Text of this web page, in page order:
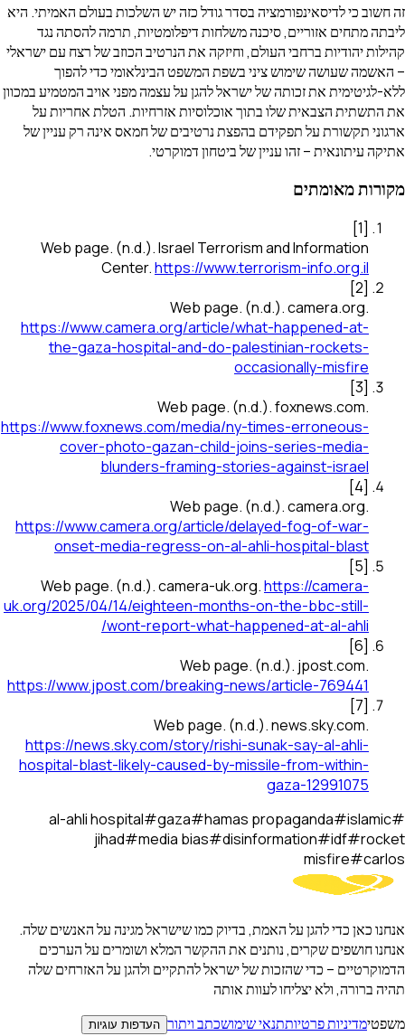
זה חשוב כי לדיסאינפורמציה בסדר גודל כזה יש השלכות בעולם האמיתי. היא
ליבתה מתחים אזוריים, סיכנה משלחות דיפלומטיות, תרמה להסתה נגד
קהילות יהודיות ברחבי העולם, וחיזקה את הנרטיב הכוזב של רצח עם ישראלי
– האשמה שעושה שימוש ציני בשפת המשפט הבינלאומי כדי להפוך
ללא-לגיטימית את זכותה של ישראל להגן על עצמה מפני אויב המטמיע במכוון
את התשתית הצבאית שלו בתוך אוכלוסיות אזרחיות. הטלת אחריות על
ארגוני תקשורת על תפקידם בהפצת נרטיבים של חמאס אינה רק עניין של
אתיקה עיתונאית – זהו עניין של ביטחון דמוקרטי.
מקורות מאומתים
[
1
]
Web page. (n.d.).Israel Terrorism and Information
Center.https://www.terrorism-info.org.il
[
2
]
Web page. (n.d.).camera.org.
https://www.camera.org/article/what-happened-at-
the-gaza-hospital-and-do-palestinian-rockets-
occasionally-misfire
[
3
]
Web page. (n.d.).foxnews.com.
https://www.foxnews.com/media/ny-times-erroneous-
cover-photo-gazan-child-joins-series-media-
blunders-framing-stories-against-israel
[
4
]
Web page. (n.d.).camera.org.
https://www.camera.org/article/delayed-fog-of-war-
onset-media-regress-on-al-ahli-hospital-blast
[
5
]
Web page. (n.d.).camera-uk.org.https://camera-
uk.org/2025/04/14/eighteen-months-on-the-bbc-still-
wont-report-what-happened-at-al-ahli/
[
6
]
Web page. (n.d.). jpost.com.
https://www.jpost.com/breaking-news/article-769441
[
7
]
Web page. (n.d.).news.sky.com.
https://news.sky.com/story/rishi-sunak-say-al-ahli-
hospital-blast-likely-caused-by-missile-from-within-
gaza-12991075
#
al-ahli hospital#gaza#hamas propaganda#islamic
jihad#media bias#disinformation#idf#rocket
misfire#carlos
אנחנו כאן כדי להגן על האמת, בדיוק כמו שישראל מגינה על האנשים שלה.
אנחנו חושפים שקרים, נותנים את ההקשר המלא ושומרים על הערכים
הדמוקרטיים – כדי שהזכות של ישראל להתקיים ולהגן על האזרחים שלה
תהיה ברורה, ולא יצליחו לעוות אותה
משפטימדיניות פרטיותתנאי שימושכתב ויתור העדפות עוגיות